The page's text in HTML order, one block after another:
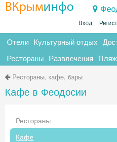
ВКрыминфо
Вход
Отели Культурный отдых
Рестораны Развлечения
Рестораны, кафе, бары
Кафе в Феодосии
Рестораны
Кафе